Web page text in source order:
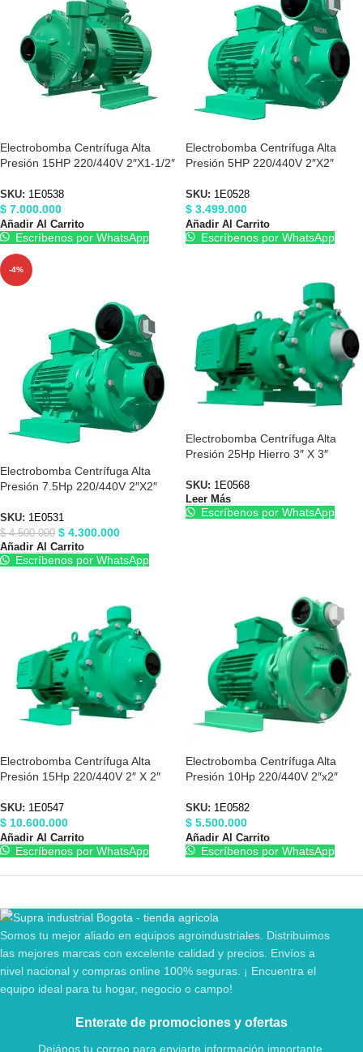
Electrobomba Centrífuga Alta
Presión 15HP 220/440V 2″X1-1/2″
SKU: 1E0538
$ 7.000.000
Añadir Al Carrito
Escríbenos por WhatsApp
Electrobomba Centrífuga Alta
Presión 5HP 220/440V 2″X2″
SKU: 1E0528
$ 3.499.000
Añadir Al Carrito
Escríbenos por WhatsApp
-4%
Electrobomba Centrífuga Alta
Presión 7.5Hp 220/440V 2″X2″
SKU: 1E0531
$4.500.000 $ 4.300.000
Añadir Al Carrito
Escríbenos por WhatsApp
Electrobomba Centrífuga Alta
Presión 25Hp Hierro 3″ X 3″
SKU: 1E0568
Leer Más
Escríbenos por WhatsApp
Electrobomba Centrífuga Alta
Presión 15Hp 220/440V 2″ X 2″
SKU: 1E0547
$ 10.600.000
Añadir Al Carrito
Escríbenos por WhatsApp
Electrobomba Centrífuga Alta
Presión 10Hp 220/440V 2″x2″
SKU: 1E0582
$ 5.500.000
Añadir Al Carrito
Escríbenos por WhatsApp
Somos tu mejor aliado en equipos agroindustriales. Distribuimos
las mejores marcas con excelente calidad y precios. Envíos a
nivel nacional y compras online 100% seguras. ¡ Encuentra el
equipo ideal para tu hogar, negocio o campo!
Enterate de promociones y ofertas
Dejános tu correo para enviarte información importante.